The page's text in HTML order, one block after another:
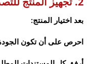
بعد اختيار المنتج:
احرص على أن تكون الجودة